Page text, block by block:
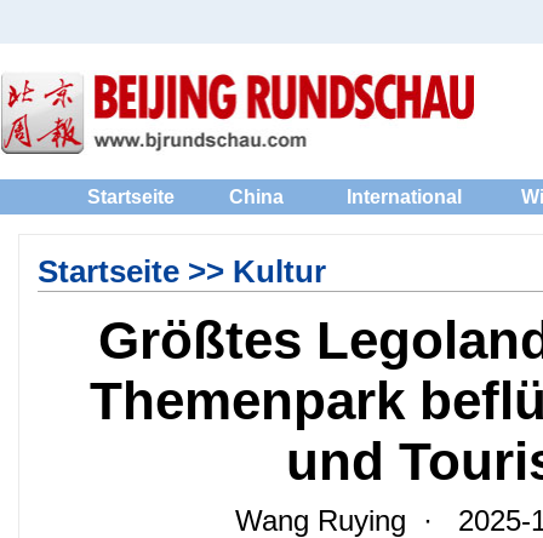
Startseite China International
Startseite>> Kultur
Größtes
Themenpark
und
Wang Ruying · 2025-